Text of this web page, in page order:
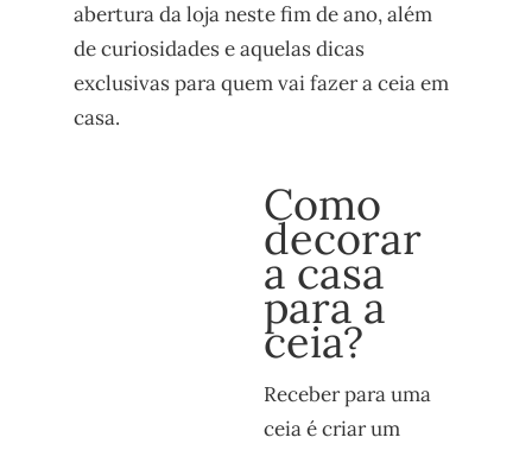
abertura da loja neste fim de ano, além
de curiosidades e aquelas dicas
exclusivas para quem vai fazer a ceia em
casa.
Como
decorar
a casa
para a
ceia?
Receber para uma
ceia é criar um